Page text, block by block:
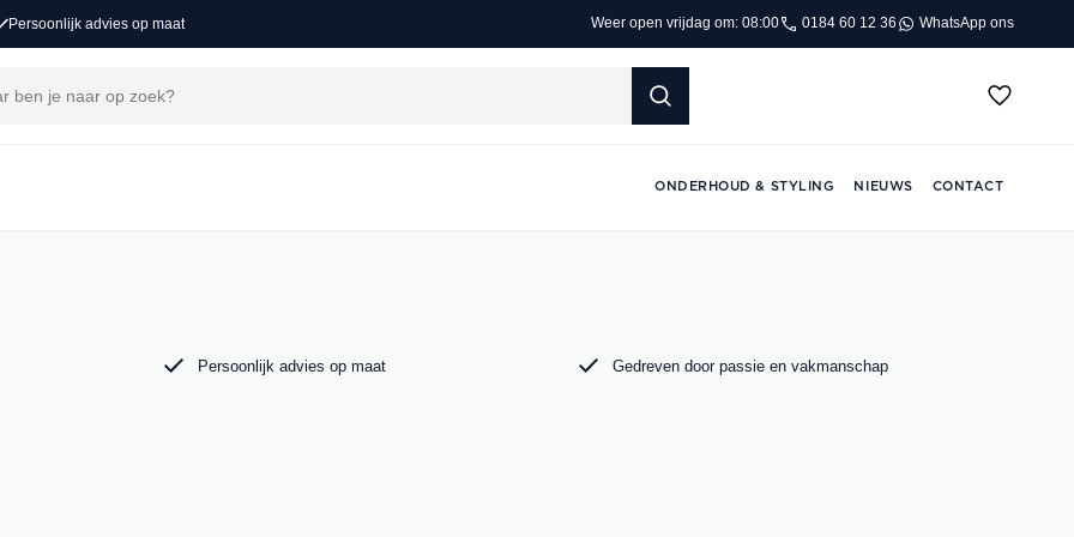
Persoonlijk advies op maat Weer open vrijdag om: 08:00 0184 60 12 36 WhatsApp ons
ONDERHOUD & STYLING NIEUWS CONTACT
je een exclusief aanbod BMW occasions,
X5. Bekijk ons aanbod online of kom langs
Persoonlijk advies op maat Gedreven door passie en vakmanschap